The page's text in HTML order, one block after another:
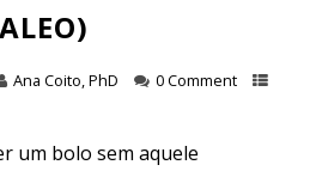
Ana Coito, PhD
0 Comment
um bolo sem aquele